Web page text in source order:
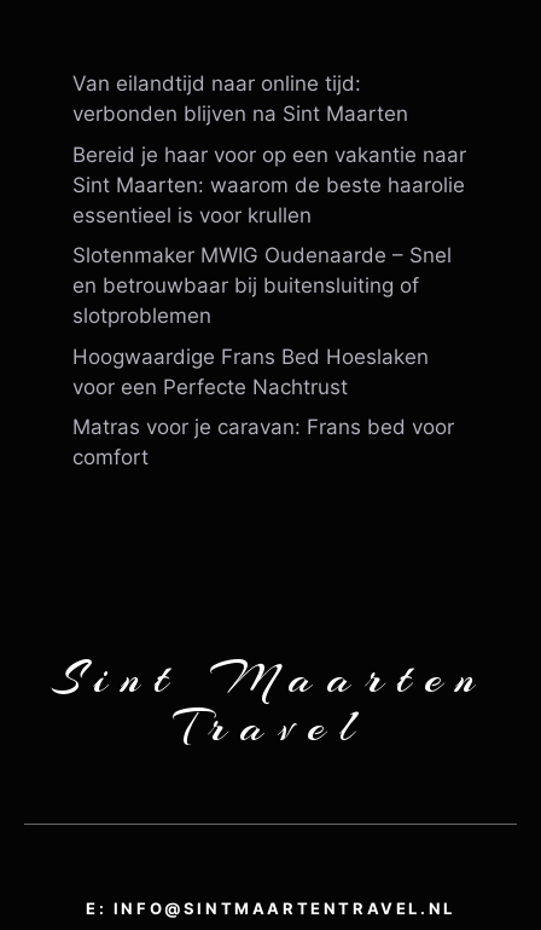
Van eilandtijd naar online tijd:
verbonden blijven na Sint Maarten
Bereid je haar voor op een vakantie naar
Sint Maarten: waarom de beste haarolie
essentieel is voor krullen
Slotenmaker MWIG Oudenaarde – Snel
en betrouwbaar bij buitensluiting of
slotproblemen
Hoogwaardige Frans Bed Hoeslaken
voor een Perfecte Nachtrust
Matras voor je caravan: Frans bed voor
comfort
Sint Maarten
Travel
E: INFO@SINTMAARTENTRAVEL.NL